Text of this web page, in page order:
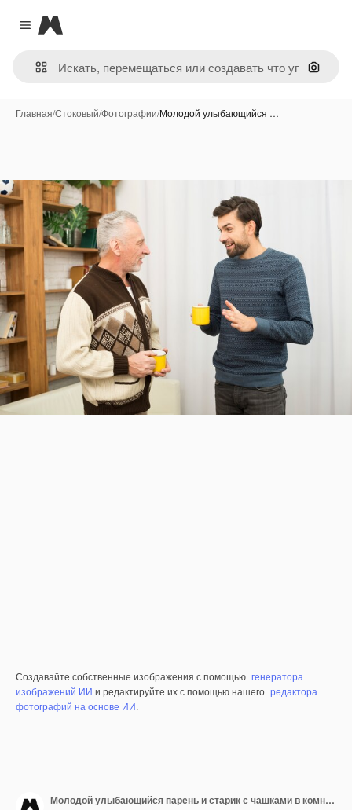
Close menu
Magnific
Поиск
Главная/Стоковый/Фотографии/Молодой улыбающийся …
Создавайте собственные изображения с помощью генератора
изображений ИИ и редактируйте их с помощью нашего редактора
фотографий на основе ИИ.
Молодой улыбающийся парень и старик с чашками в комнате